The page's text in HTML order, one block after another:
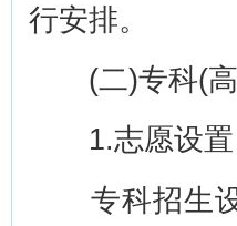
行安排。
(二)专科(高
1.志愿设置
专科招生设